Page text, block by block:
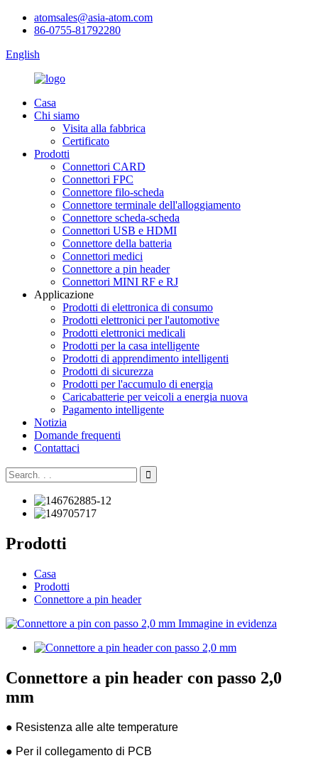
atomsales@asia-atom.com
86-0755-81792280
English
Casa
Chi siamo
Visita alla fabbrica
Certificato
Prodotti
Connettori CARD
Connettori FPC
Connettore filo-scheda
Connettore terminale dell'alloggiamento
Connettore scheda-scheda
Connettori USB e HDMI
Connettore della batteria
Connettori medici
Connettore a pin header
Connettori MINI RF e RJ
Applicazione
Prodotti di elettronica di consumo
Prodotti elettronici per l'automotive
Prodotti elettronici medicali
Prodotti per la casa intelligente
Prodotti di apprendimento intelligenti
Prodotti di sicurezza
Prodotti per l'accumulo di energia
Caricabatterie per veicoli a energia nuova
Pagamento intelligente
Notizia
Domande frequenti
Contattaci
Prodotti
Casa
Prodotti
Connettore a pin header
Connettore a pin header con passo 2,0
mm
● Resistenza alle alte temperature
● Per il collegamento di PCB